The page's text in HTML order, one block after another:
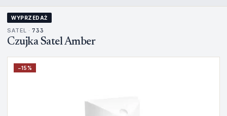
WYPRZEDAŻ
SATEL · 733
Czujka Satel Amber
−15%